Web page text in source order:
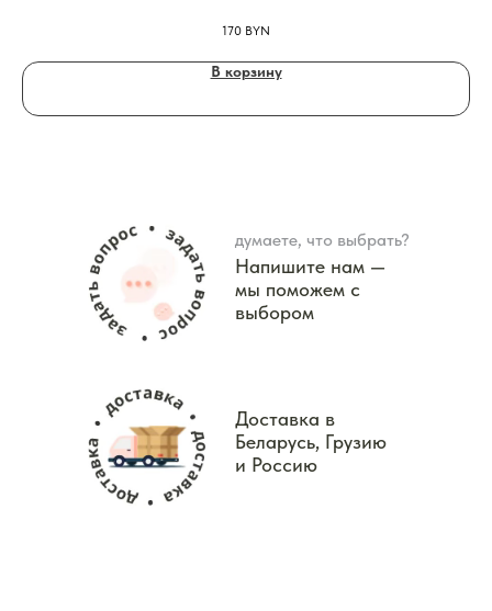
170 BYN
В корзину
думаете, что выбрать?
Напишите нам —
мы поможем с
выбором
Доставка в
Беларусь, Грузию
и Россию